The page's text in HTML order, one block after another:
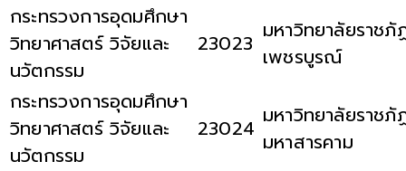
กระทรวงการอุดมศึกษา
วิทยาศาสตร์ วิจัยและ
นวัตกรรม
23023 มหาวิทยาลัยราชภั
เพชรบูรณ์
กระทรวงการอุดมศึกษา
วิทยาศาสตร์ วิจัยและ
นวัตกรรม
23024 มหาวิทยาลัยราชภั
มหาสารคาม